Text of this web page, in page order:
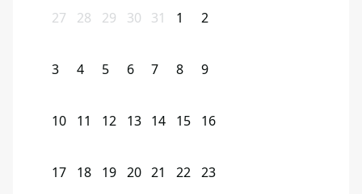
27 28 29 30 31 1 2
3 4 5 6 7 8 9
10 11 12 13 14 15 16
17 18 19 20 21 22 23